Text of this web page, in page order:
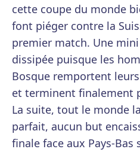
cette coupe du monde
font piéger contre la
premier match. Une
dissipée puisque les
Bosque remportent
et terminent finalement
La suite, tout le monde
parfait, aucun but
finale face aux Pays-